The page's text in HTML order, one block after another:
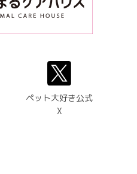
ペット大好き公式
X